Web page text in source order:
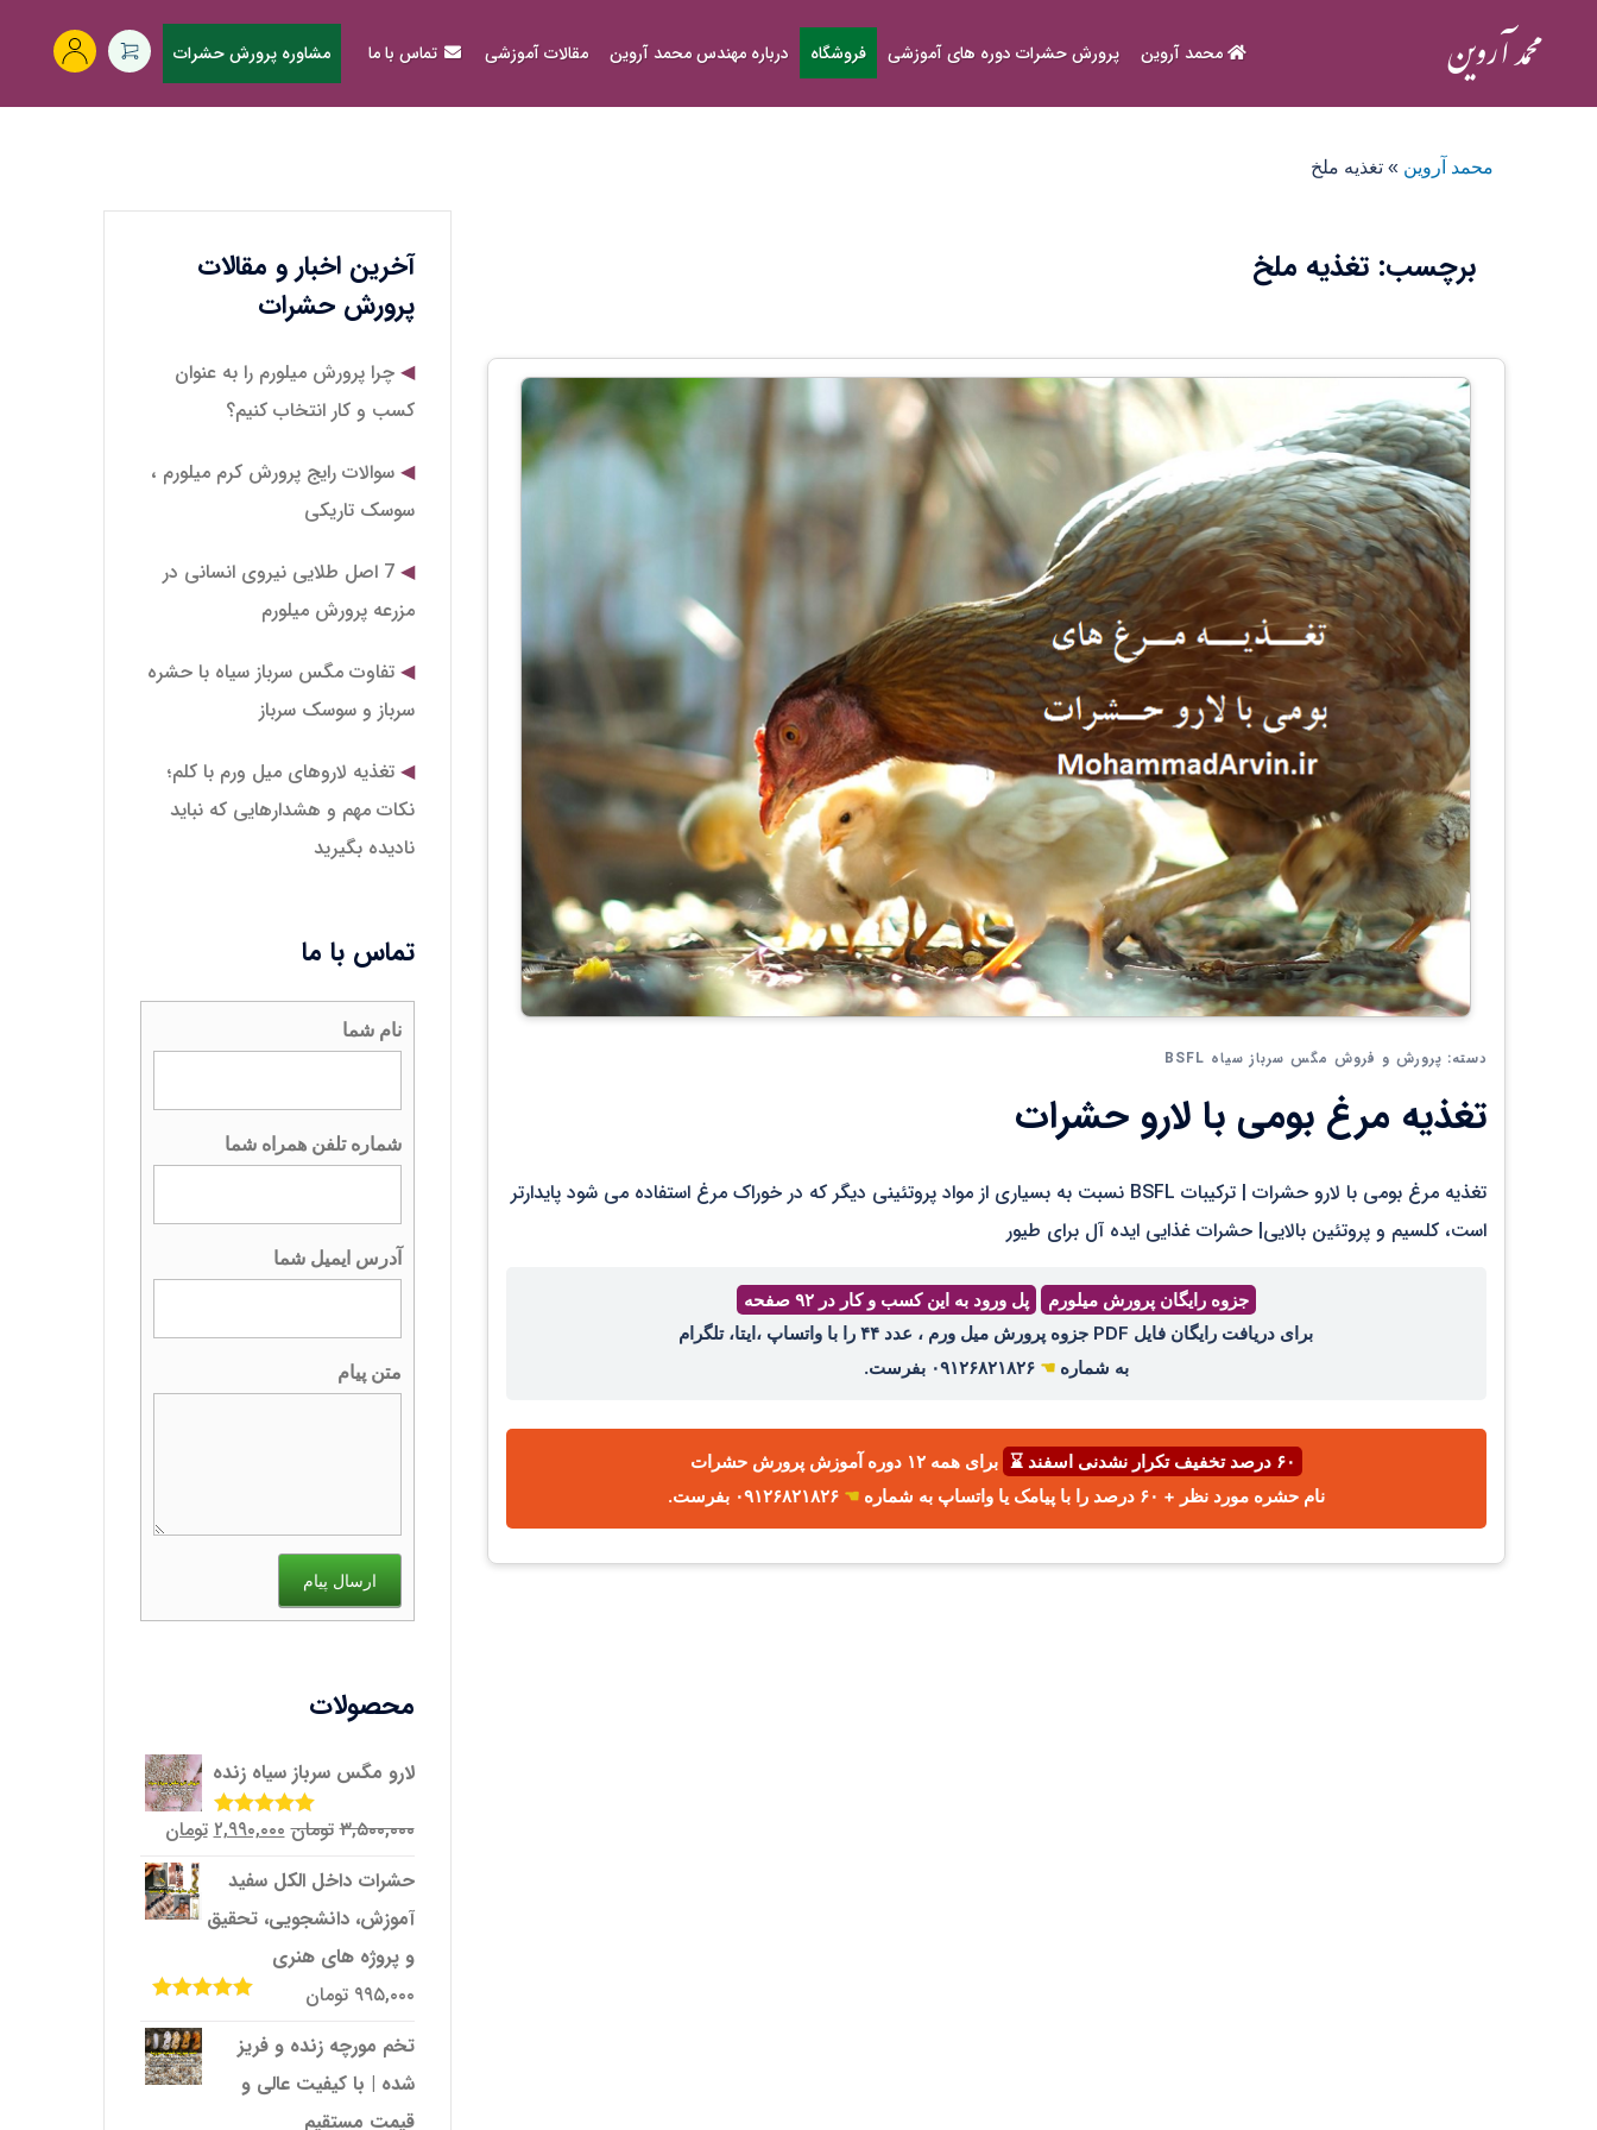
محمد آروین پرورش حشرات دوره های آموزشی فروشگاه درباره مهندس محمد آروین مقالات آموزشی تماس با ما مشاوره پرورش حشرات
محمد آروین » تغذیه ملخ
برچسب: تغذیه ملخ
دسته: پرورش و فروش مگس سرباز سیاه BSFL
تغذیه مرغ بومی با لارو حشرات
تغذیه مرغ بومی با لارو حشرات | ترکیبات BSFL نسبت به بسیاری از مواد پروتئینی دیگر که در خوراک مرغ استفاده می شود پایدارتر
است، کلسیم و پروتئین بالایی| حشرات غذایی ایده آل برای طیور
جزوه رایگان پرورش میلورم
پل ورود به این کسب و کار در ۹۲ صفحه
برای دریافت رایگان فایل PDF جزوه پرورش میل ورم ، عدد ۴۴ را با واتساپ ،ایتا، تلگرام
به شماره☚ ۰۹۱۲۶۸۲۱۸۲۶ بفرست.
۶۰ درصد تخفیف تکرار نشدنی اسفند ⌛
برای همه ۱۲ دوره آموزش پرورش حشرات
نام حشره مورد نظر + ۶۰ درصد را با پیامک یا واتساپ به شماره
☚ ۰۹۱۲۶۸۲۱۸۲۶ بفرست.
آخرین اخبار و مقالات
پرورش حشرات
چرا پرورش میلورم را به عنوان
کسب و کار انتخاب کنیم؟
سوالات رایج پرورش کرم میلورم ،
سوسک تاریکی
7 اصل طلایی نیروی انسانی در
مزرعه پرورش میلورم
تفاوت مگس سرباز سیاه با حشره
سرباز و سوسک سرباز
تغذیه لاروهای میل‌ ورم با کلم؛
نکات مهم و هشدارهایی که نباید
نادیده بگیرید
تماس با ما
نام شما
شماره تلفن همراه شما
آدرس ایمیل شما
متن پیام
ارسال پیام
محصولات
لارو مگس سرباز سیاه زنده
امتیاز5.00از
۳,۵۰۰,۰۰۰ تومانقیمت
اصلی
۳,۵۰۰,۰۰۰تومان
۲,۹۹۰,۰۰۰ تومان
فعلی
حشرات داخل الکل سفید
آموزش، دانشجویی، تحقیق
و پروژه‌ های هنری
۹۹۵,۰۰۰ تومان
تخم مورچه زنده و فریز
شده | با کیفیت عالی و
قیمت مستقیم